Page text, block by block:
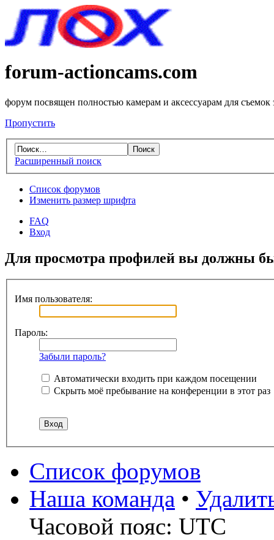
forum-actioncams.com
форум посвящен полностью камерам и аксессуарам для съемок
Пропустить
Расширенный поиск
Список форумов
Изменить размер шрифта
FAQ
Вход
Для просмотра профилей вы должны
Имя пользователя:
Пароль:
Забыли пароль?
Автоматически входить при каждом посещении
Скрыть моё пребывание на конференции в этот раз
Список форумов
Наша команда •
Часовой пояс: UTC